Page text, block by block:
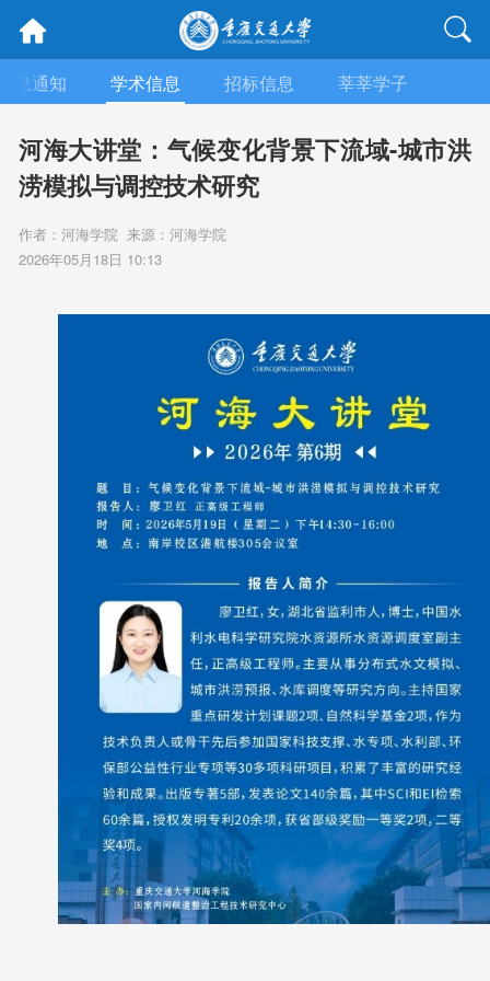
息通知 学术信息 招标信息 莘莘学子
河海大讲堂：气候变化背景下流域-城市洪
涝模拟与调控技术研究
作者：河海学院 来源：河海学院
2026年05月18日 10:13